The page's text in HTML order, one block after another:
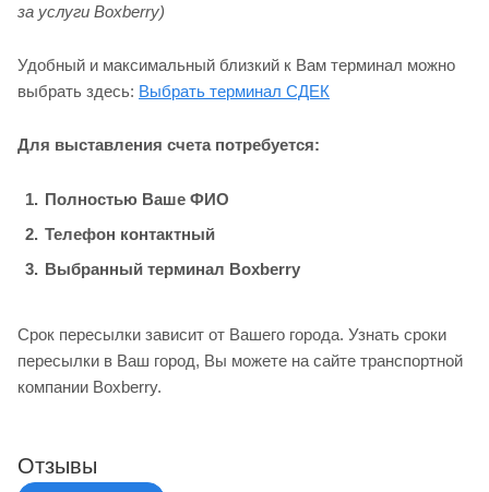
за услуги Boxberry)
Удобный и максимальный близкий к Вам терминал можно
выбрать здесь: Выбрать терминал СДЕК
Для выставления счета потребуется:
Полностью Ваше ФИО
Телефон контактный
Выбранный терминал Boxberry
Срок пересылки зависит от Вашего города. Узнать сроки
пересылки в Ваш город, Вы можете на сайте транспортной
компании Boxberry.
Отзывы